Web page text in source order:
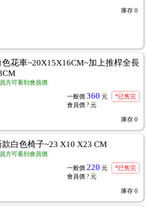
庫存 0
色花車~20X15X16CM~加上推桿全長
方可看到會員價
一般價 360 元
會員價 ? 元
*已售完
庫存 0
款白色椅子~23 X10 X23 CM
方可看到會員價
一般價 220 元
會員價 ? 元
*已售完
庫存 0